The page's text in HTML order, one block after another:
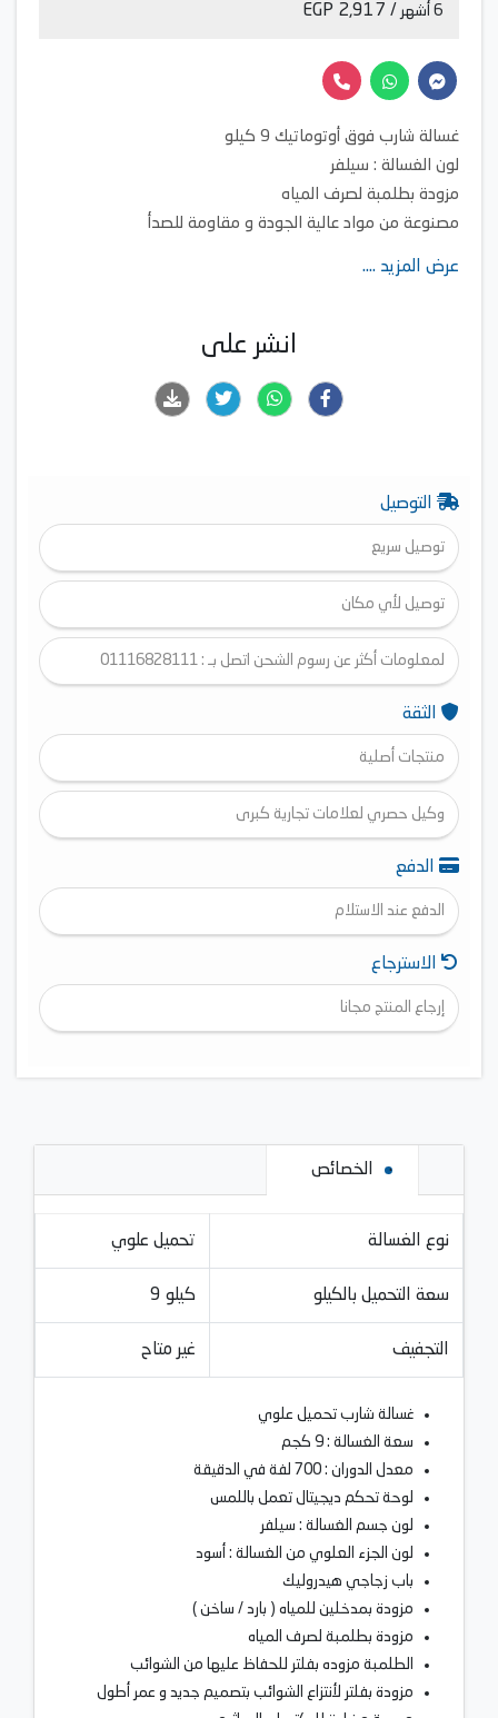
6 أشهر / 2,917 EGP
غسالة شارب فوق أوتوماتيك 9 كيلو
لون الغسالة : سيلفر
مزودة بطلمبة لصرف المياه
مصنوعة من مواد عالية الجودة و مقاومة للصدأ
عرض المزيد ....
انشر على
التوصيل
توصيل سريع
توصيل لأي مكان
لمعلومات أكثر عن رسوم الشحن اتصل بـ : 01116828111
الثقة
منتجات أصلية
وكيل حصري لعلامات تجارية كبرى
الدفع
الدفع عند الاستلام
الاسترجاع
إرجاع المنتج مجانا
الخصائص
نوع الغسالة تحميل علوي
سعة التحميل بالكيلو 9 كيلو
التجفيف غير متاح
غسالة شارب تحميل علوي
سعة الغسالة : 9 كجم
معدل الدوران : 700 لفة في الدقيقة
لوحة تحكم ديجيتال تعمل باللمس
لون جسم الغسالة : سيلفر
لون الجزء العلوي من الغسالة : أسود
باب زجاجي هيدروليك
مزودة بمدخلين للمياه ( بارد / ساخن )
مزودة بطلمبة لصرف المياه
الطلمبة مزوده بفلتر للحفاظ عليها من الشوائب
مزودة بفلتر لأنتزاع الشوائب بتصميم جديد و عمر أطول